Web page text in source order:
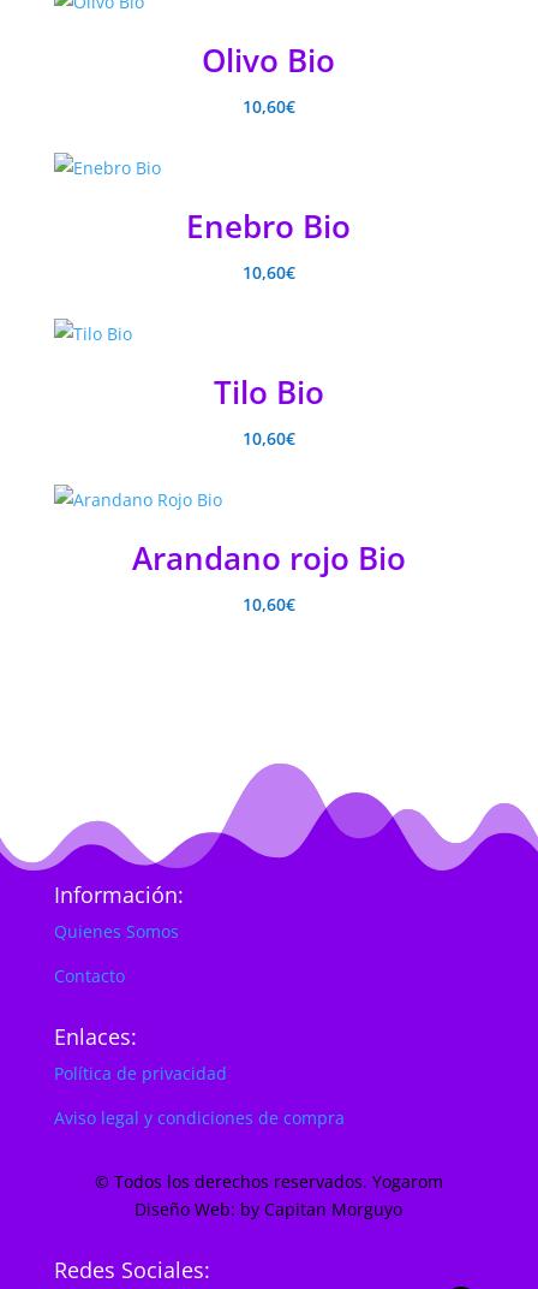
Olivo Bio
10,60€
Enebro Bio
10,60€
Tilo Bio
10,60€
Arandano rojo Bio
10,60€
Información:
Quienes Somos
Contacto
Enlaces:
Política de privacidad
Aviso legal y condiciones de compra
© Todos los derechos reservados. Yogarom
Diseño Web: by Capitan Morguyo
Redes Sociales: